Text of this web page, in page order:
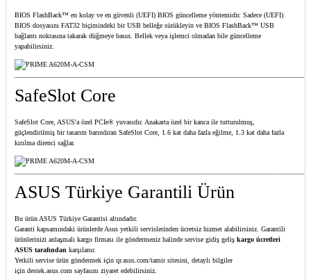
BIOS FlashBack™ en kolay ve en güvenli (UEFI) BIOS güncelleme yöntemidir. Sadece (UEFI)
BIOS dosyasını FAT32 biçimindeki bir USB belleğe sürükleyin ve BIOS FlashBack™ USB
bağlantı noktasına takarak düğmeye basın. Bellek veya işlemci olmadan bile güncelleme
yapabilirsiniz.
SafeSlot Core
SafeSlot Core, ASUS'a özel PCIe® yuvasıdır. Anakarta özel bir kanca ile tutturulmuş,
güçlendirilmiş bir tasarım barındıran SafeSlot Core, 1.6 kat daha fazla eğilme, 1.3 kat daha fazla
kırılma direnci sağlar.
ASUS Türkiye Garantili Ürün
Bu ürün ASUS Türkiye Garantisi altındadır.
Garanti kapsamındaki ürünlerde Asus yetkili servislerinden ücretsiz hizmet alabilirsiniz. Garantili
ürünlerinizi anlaşmalı kargo firması ile göndermeniz halinde servise gidiş geliş kargo ücretleri
ASUS tarafından karşılanır.
Yetkili servise ürün göndermek için qr.asus.com/tamirsitesini, detaylı bilgiler
için destek.asus.com sayfasını ziyaret edebilirsiniz.